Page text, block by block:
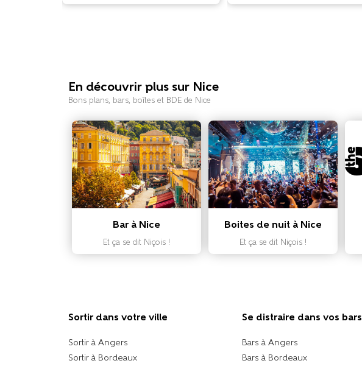
En découvrir plus sur Nice
Bons plans, bars, boîtes et BDE de Nice
Bar à Nice
Et ça se dit Niçois !
Boites de nuit à Nice
Et ça se dit Niçois !
Sortir dans votre ville​
Sortir à Angers
Sortir à Bordeaux
Se distraire dans vos bars
Bars à Angers
Bars à Bordeaux